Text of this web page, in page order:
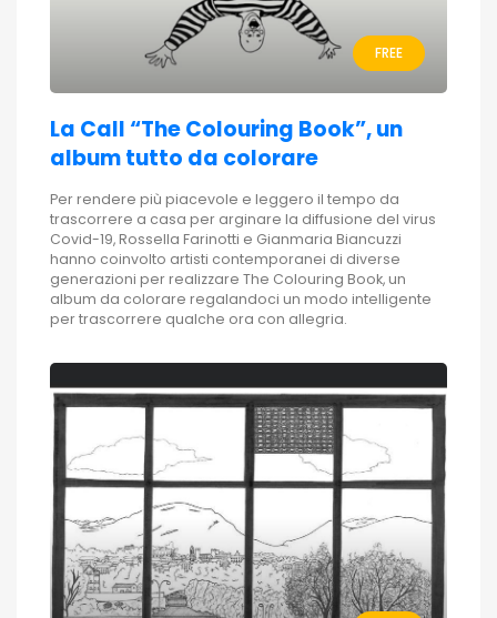
FREE
La Call “The Colouring Book”, un
album tutto da colorare
Per rendere più piacevole e leggero il tempo da
trascorrere a casa per arginare la diffusione del virus
Covid-19, Rossella Farinotti e Gianmaria Biancuzzi
hanno coinvolto artisti contemporanei di diverse
generazioni per realizzare The Colouring Book, un
album da colorare regalandoci un modo intelligente
per trascorrere qualche ora con allegria.